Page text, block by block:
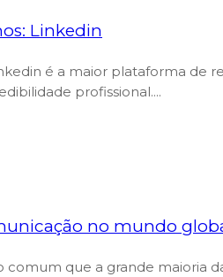
Linkedin
é a maior plataforma de
profissional....
no mundo
comum que a grande maioria